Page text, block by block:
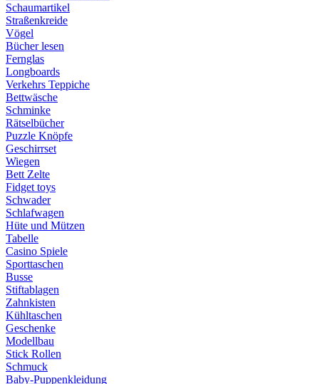
Schaumartikel
Straßenkreide
Vögel
Bücher lesen
Fernglas
Longboards
Verkehrs Teppiche
Bettwäsche
Schminke
Rätselbücher
Puzzle Knöpfe
Geschirrset
Wiegen
Bett Zelte
Fidget toys
Schwader
Schlafwagen
Hüte und Mützen
Tabelle
Casino Spiele
Sporttaschen
Busse
Stiftablagen
Zahnkisten
Kühltaschen
Geschenke
Modellbau
Stick Rollen
Schmuck
Baby-Puppenkleidung